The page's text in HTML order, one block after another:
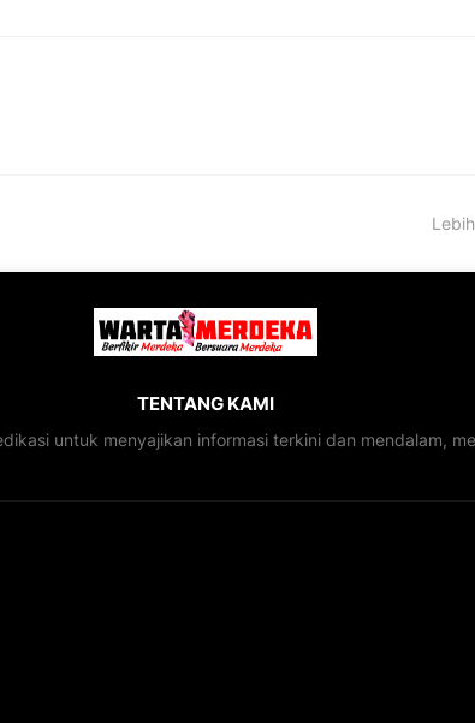
TENTANG KAMI
untuk menyajikan informasi terkini dan mendalam,